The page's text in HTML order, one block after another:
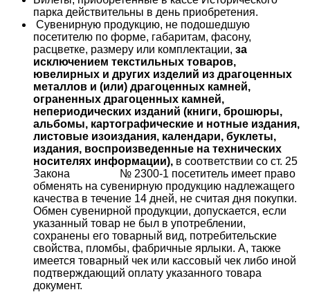
парка действительны в день приобретения.
Сувенирную продукцию, не подошедшую
посетителю по форме, габаритам, фасону,
расцветке, размеру или комплектации, за
исключением текстильных товаров,
ювелирных и других изделий из драгоценных
металлов и (или) драгоценных камней,
ограненных драгоценных камней,
непериодических изданий (книги, брошюры,
альбомы, картографические и нотные издания,
листовые изоиздания, календари, буклеты,
издания, воспроизведенные на технических
носителях информации), в соответствии со ст. 25
Закона № 2300-1 посетитель имеет право
обменять на сувенирную продукцию надлежащего
качества в течение 14 дней, не считая дня покупки.
Обмен сувенирной продукции, допускается, если
указанный товар не был в употреблении,
сохранены его товарный вид, потребительские
свойства, пломбы, фабричные ярлыки. А, также
имеется товарный чек или кассовый чек либо иной
подтверждающий оплату указанного товара
документ.